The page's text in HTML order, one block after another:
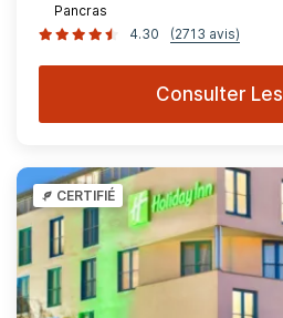
Pancras
4.30
(2713 avis)
Consulter
CERTIFIÉ